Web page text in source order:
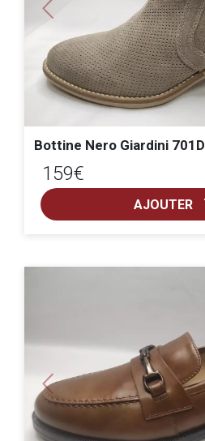
Previous
Bottine Nero Giardini 701D
159€
AJOUTER
Previous